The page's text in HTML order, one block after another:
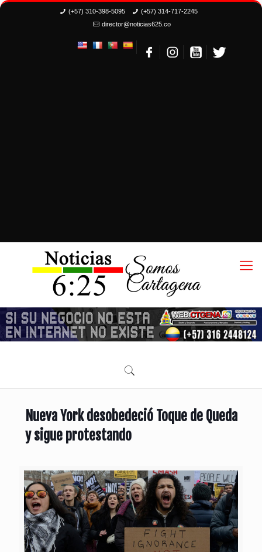
(+57) 310-398-5095
(+57) 314-717-2245
director@noticias625.co
Nueva York desobedeció Toque de Queda
y sigue protestando